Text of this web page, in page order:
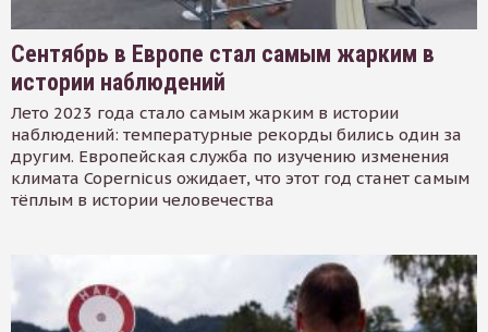
Сентябрь в Европе стал самым жарким в
истории наблюдений
Лето 2023 года стало самым жарким в истории
наблюдений: температурные рекорды бились один за
другим. Европейская служба по изучению изменения
климата Copernicus ожидает, что этот год станет самым
тёплым в истории человечества